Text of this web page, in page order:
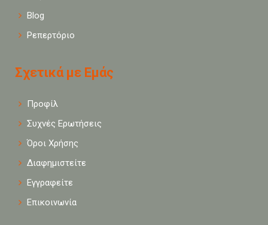
Blog
Ρεπερτόριο
Σχετικά με Εμάς
Προφίλ
Συχνές Ερωτήσεις
Όροι Χρήσης
Διαφημιστείτε
Εγγραφείτε
Επικοινωνία